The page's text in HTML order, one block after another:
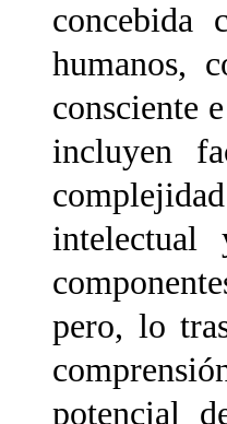
concebida
humanos,
consciente
incluyen
pero, lo
potencial